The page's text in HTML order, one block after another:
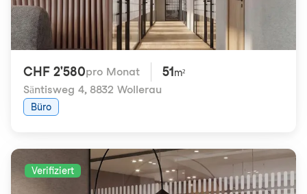
CHF 2'580pro Monat 51 m²
Säntisweg 4, 8832 Wollerau
Büro
Verifiziert